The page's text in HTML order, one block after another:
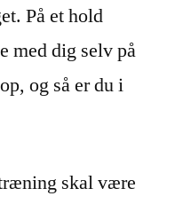
På et hold
med dig selv på
og så er du i
skal være